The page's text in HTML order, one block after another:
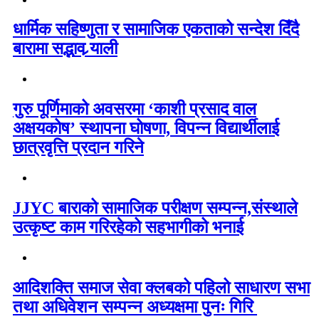
धार्मिक सहिष्णुता र सामाजिक एकताको सन्देश दिँदै
बारामा सद्भाव र्‍याली
गुरु पूर्णिमाको अवसरमा ‘काशी प्रसाद वाल
अक्षयकोष’ स्थापना घोषणा, विपन्न विद्यार्थीलाई
छात्रवृत्ति प्रदान गरिने
JJYC बाराको सामाजिक परीक्षण सम्पन्न,संस्थाले
उत्कृष्ट काम गरिरहेको सहभागीको भनाई
आदिशक्ति समाज सेवा क्लबको पहिलो साधारण सभा
तथा अधिवेशन सम्पन्न अध्यक्षमा पुनः गिरि